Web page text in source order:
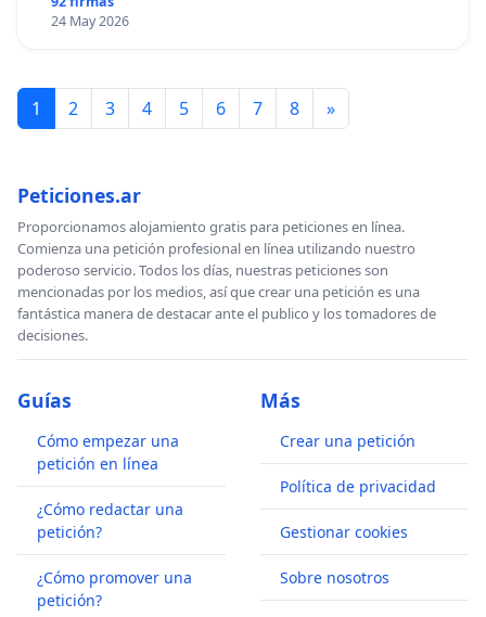
24 May 2026
1 2 3 4 5 6 7 8 »
Peticiones.ar
Proporcionamos alojamiento gratis para peticiones en línea.
Comienza una petición profesional en línea utilizando nuestro
poderoso servicio. Todos los días, nuestras peticiones son
mencionadas por los medios, así que crear una petición es una
fantástica manera de destacar ante el publico y los tomadores de
decisiones.
Guías
Cómo empezar una
petición en línea
¿Cómo redactar una
petición?
¿Cómo promover una
petición?
Más
Crear una petición
Política de privacidad
Gestionar cookies
Sobre nosotros